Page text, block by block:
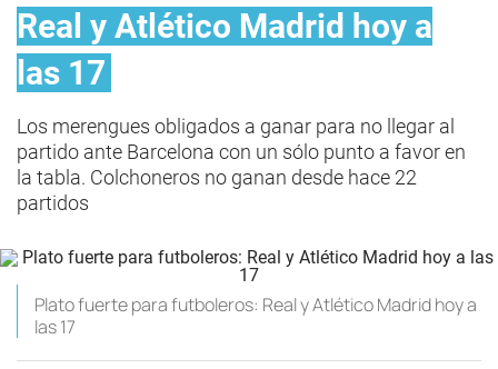
Real y Atlético Madrid hoy a
las 17
Los merengues obligados a ganar para no llegar al
partido ante Barcelona con un sólo punto a favor en
la tabla. Colchoneros no ganan desde hace 22
partidos
Plato fuerte para futboleros: Real y Atlético Madrid hoy a
las 17